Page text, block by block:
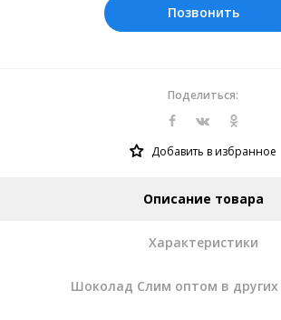
Позвонить
Поделиться:
Добавить в избранное
Описание товара
Характеристики
Шоколад Слим оптом в других